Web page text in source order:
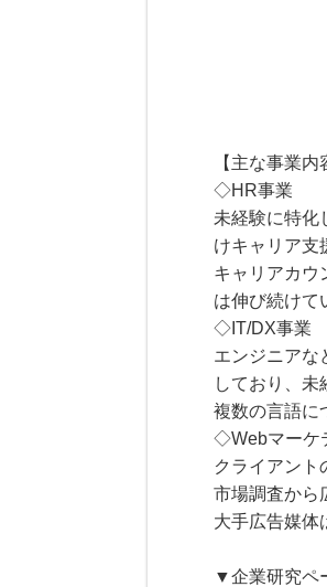
【主な事業内
◇HR事業
未経験に特化
けキャリア支
キャリアカウ
は伸び続けて
◇IT/DX事業
エンジニアな
しており、未
複数の言語に
◇Webマーケ
クライアント
市場調査から
大手広告媒体
▼企業研究ペ